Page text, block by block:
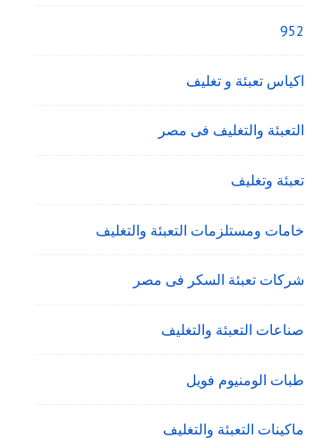
952
اكياس تعبئة و تغليف
التعبئة والتغليف فى مصر
تعبئة وتغليف
خامات ومستلزمات التعبئة والتغليف
شركات تعبئة السكر فى مصر
صناعات التعبئة والتغليف
طبات الومنيوم فويل
ماكينات التعبئة والتغليف